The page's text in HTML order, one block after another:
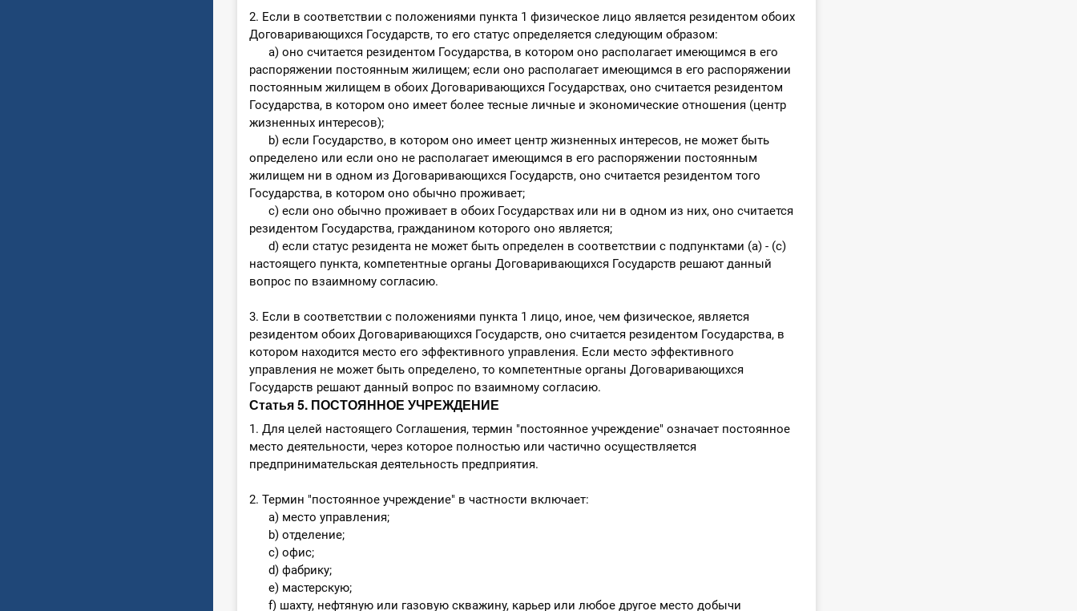
2. Если в соответствии с положениями пункта 1 физическое лицо является резидентом обоих
Договаривающихся Государств, то его статус определяется следующим образом:
a) оно считается резидентом Государства, в котором оно располагает имеющимся в его
распоряжении постоянным жилищем; если оно располагает имеющимся в его распоряжении
постоянным жилищем в обоих Договаривающихся Государствах, оно считается резидентом
Государства, в котором оно имеет более тесные личные и экономические отношения (центр
жизненных интересов);
b) если Государство, в котором оно имеет центр жизненных интересов, не может быть
определено или если оно не располагает имеющимся в его распоряжении постоянным
жилищем ни в одном из Договаривающихся Государств, оно считается резидентом того
Государства, в котором оно обычно проживает;
c) если оно обычно проживает в обоих Государствах или ни в одном из них, оно считается
резидентом Государства, гражданином которого оно является;
d) если статус резидента не может быть определен в соответствии с подпунктами (а) - (с)
настоящего пункта, компетентные органы Договаривающихся Государств решают данный
вопрос по взаимному согласию.
3. Если в соответствии с положениями пункта 1 лицо, иное, чем физическое, является
резидентом обоих Договаривающихся Государств, оно считается резидентом Государства, в
котором находится место его эффективного управления. Если место эффективного
управления не может быть определено, то компетентные органы Договаривающихся
Государств решают данный вопрос по взаимному согласию.
Статья 5. ПОСТОЯННОЕ УЧРЕЖДЕНИЕ
1. Для целей настоящего Соглашения, термин "постоянное учреждение" означает постоянное
место деятельности, через которое полностью или частично осуществляется
предпринимательская деятельность предприятия.
2. Термин "постоянное учреждение" в частности включает:
a) место управления;
b) отделение;
c) офис;
d) фабрику;
e) мастерскую;
f) шахту, нефтяную или газовую скважину, карьер или любое другое место добычи